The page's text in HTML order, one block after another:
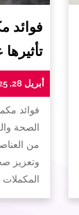
فوائد
أبريل 28, 2025
فوائد
الصحة
من
وتعزيز